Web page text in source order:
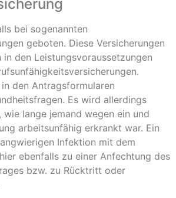
bei sogenannten
geboten. Diese Versicherungen
in den Leistungsvoraussetzungen
den Antragsformularen
Es wird allerdings
lange jemand wegen ein und
arbeitsunfähig erkrankt war. Ein
Infektion mit dem
ebenfalls zu einer Anfechtung des
bzw. zu Rücktritt oder